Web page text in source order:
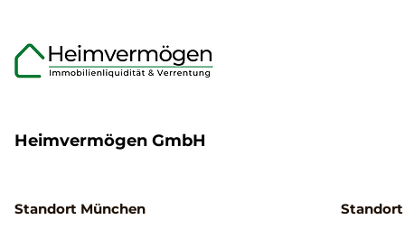
wissen sollten.
Heimvermögen GmbH
Standort München